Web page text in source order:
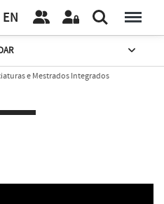
EN
e Mestrados Integrados